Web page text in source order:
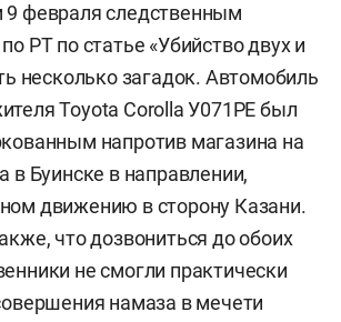
февраля следственным
РТ по статье «Убийство двух и
несколько загадок. Автомобиль
Toyota Corolla У071РЕ был
напротив магазина на
в Буинске в направлении,
движению в сторону Казани.
что дозвониться до обоих
не смогли практически
намаза в мечети